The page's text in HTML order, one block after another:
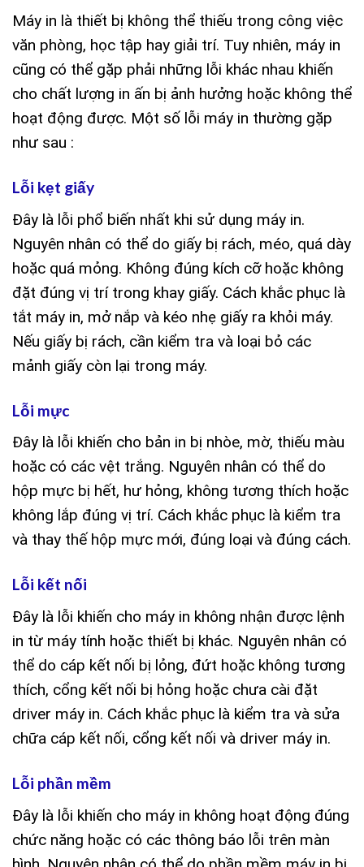
Máy in là thiết bị không thể thiếu trong công việc
văn phòng, học tập hay giải trí. Tuy nhiên, máy in
cũng có thể gặp phải những lỗi khác nhau khiến
cho chất lượng in ấn bị ảnh hưởng hoặc không thể
hoạt động được. Một số lỗi máy in thường gặp
như sau :
Lỗi kẹt giấy
Đây là lỗi phổ biến nhất khi sử dụng máy in.
Nguyên nhân có thể do giấy bị rách, méo, quá dày
hoặc quá mỏng. Không đúng kích cỡ hoặc không
đặt đúng vị trí trong khay giấy. Cách khắc phục là
tắt máy in, mở nắp và kéo nhẹ giấy ra khỏi máy.
Nếu giấy bị rách, cần kiểm tra và loại bỏ các
mảnh giấy còn lại trong máy.
Lỗi mực
Đây là lỗi khiến cho bản in bị nhòe, mờ, thiếu màu
hoặc có các vệt trắng. Nguyên nhân có thể do
hộp mực bị hết, hư hỏng, không tương thích hoặc
không lắp đúng vị trí. Cách khắc phục là kiểm tra
và thay thế hộp mực mới, đúng loại và đúng cách.
Lỗi kết nối
Đây là lỗi khiến cho máy in không nhận được lệnh
in từ máy tính hoặc thiết bị khác. Nguyên nhân có
thể do cáp kết nối bị lỏng, đứt hoặc không tương
thích, cổng kết nối bị hỏng hoặc chưa cài đặt
driver máy in. Cách khắc phục là kiểm tra và sửa
chữa cáp kết nối, cổng kết nối và driver máy in.
Lỗi phần mềm
Đây là lỗi khiến cho máy in không hoạt động đúng
chức năng hoặc có các thông báo lỗi trên màn